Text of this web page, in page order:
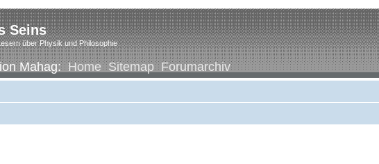
Seins
über Physik und Philosophie
Mahag:Home Sitemap Forumarchiv